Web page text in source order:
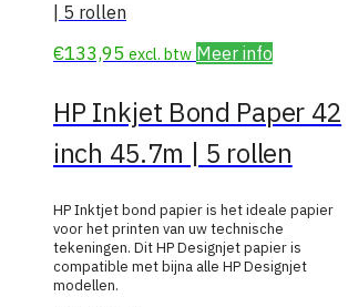
| 5 rollen
€133,95 excl. btw Meer info
HP Inkjet Bond Paper 42
inch 45.7m | 5 rollen
HP Inktjet bond papier is het ideale papier
voor het printen van uw technische
tekeningen. Dit HP Designjet papier is
compatible met bijna alle HP Designjet
modellen.